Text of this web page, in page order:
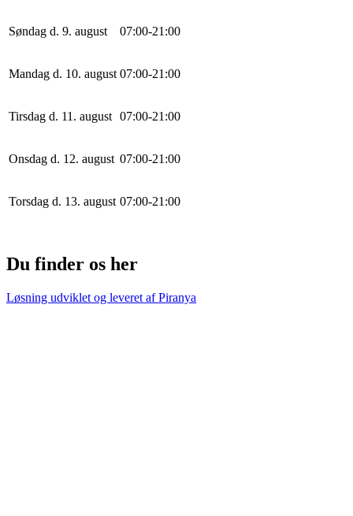
Søndag d. 9. august 07:00-21 :00
Mandag d. 10. august 07:00-21 :00
Tirsdag d. 11. august 07:00-21 :00
Onsdag d. 12. august 07:00-21 :00
Torsdag d. 13. august 07:00-21 :00
Du finder os her
Løsning udviklet og leveret afPiranya